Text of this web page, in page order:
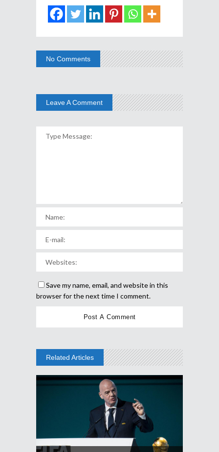
No Comments
Leave A Comment
Save my name, email, and website in this
browser for the next time I comment.
Related Articles